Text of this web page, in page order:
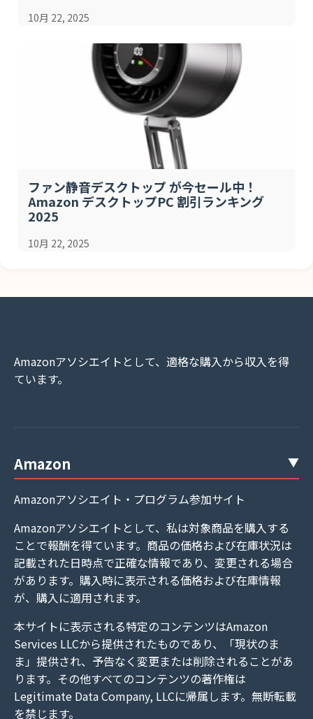
10月 22, 2025
ファン静音デスクトップ が今セール中！
Amazon デスクトップPC 割引ランキング
2025
10月 22, 2025
Amazonアソシエイトとして、適格な購入から収入を得
ています。
Amazon
Amazonアソシエイト・プログラム参加サイト
Amazonアソシエイトとして、私は対象商品を購入する
ことで報酬を得ています。商品の価格および在庫状況は
記載された日時点で正確な情報であり、変更される場合
があります。購入時に表示される価格および在庫情報
が、購入に適用されます。
本サイトに表示される特定のコンテンツはAmazon
Services LLCから提供されたものであり、「現状のま
ま」提供され、予告なく変更または削除されることがあ
ります。その他すべてのコンテンツの著作権は
Legitimate Data Company, LLCに帰属します。無断転載
を禁じます。